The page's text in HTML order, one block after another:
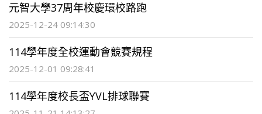
元智大學37周年校慶環校路跑
2025-12-24 09:14:30
114學年度全校運動會競賽規程
2025-12-01 09:28:41
114學年度校長盃YVL排球聯賽